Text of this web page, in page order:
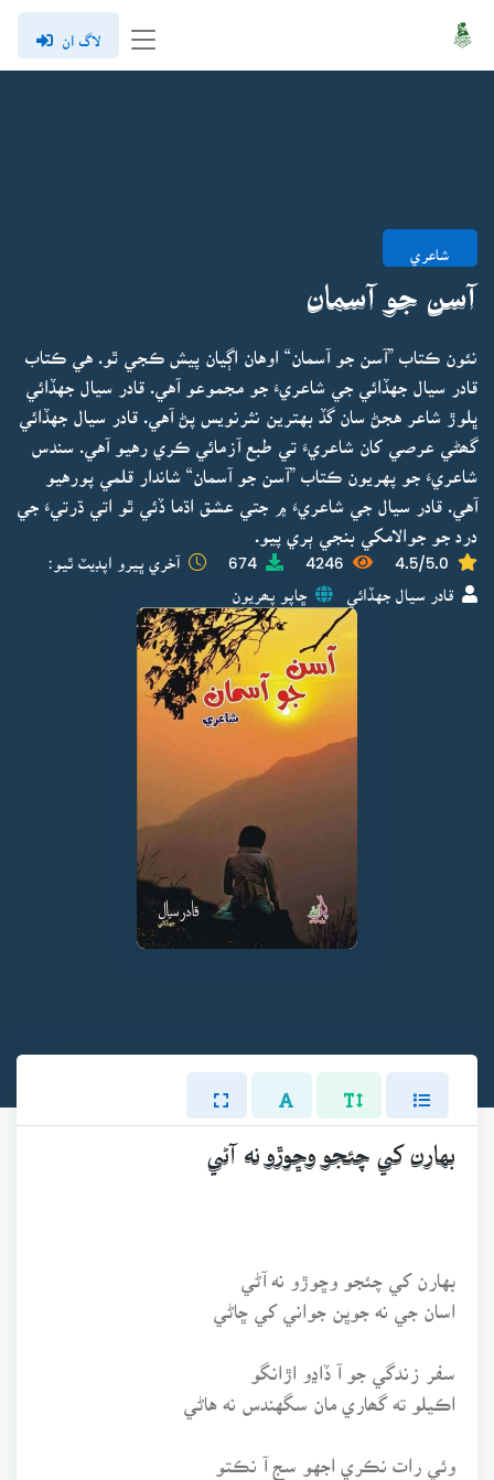
لاگ ان
شاعري
آسن جو آسمان
نئون ڪتاب ”آسن جو آسمان“ اوهان اڳيان پيش ڪجي ٿو. هي ڪتاب
قادر سيال جهڏائي جي شاعريءَ جو مجموعو آهي. قادر سيال جهڏائي
ڀلوڙ شاعر هجڻ سان گڏ بهترين نثرنويس پڻ آهي. قادر سيال جهڏائي
گھڻي عرصي کان شاعريءَ تي طبع آزمائي ڪري رهيو آهي. سندس
شاعريءَ جو پهريون ڪتاب ”آسن جو آسمان“ شاندار قلمي پورهيو
آهي. قادر سيال جي شاعريءَ ۾ جتي عشق اڌما ڏئي ٿو اتي ڌرتيءَ جي
درد جو جوالامکي بنجي ٻري پيو.
4.5/5.0
4246
674 آخري ڀيرو اپڊيٽ ٿيو:
قادر سيال جهڏائي ڇاپو پھريون
بهارن کي چئجو وڇوڙو نه آڻي
بهارن کي چئجو وڇوڙو نه آڻي
اسان جي نه جوڀن جواني کي ڇاڻي
سفر زندگي جو آ ڏاڍو اڙانگو
اڪيلو ته گھاري مان سگهندس نه هاڻي
وئي رات نڪري اجهو سج آ نڪتو